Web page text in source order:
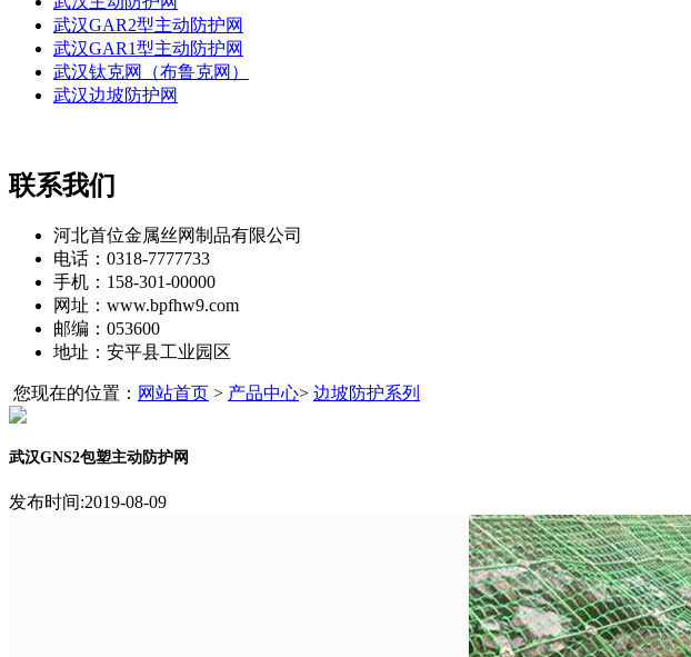
武汉GAR2型主动防护网
武汉GAR1型主动防护网
武汉钛克网（布鲁克网）
武汉边坡防护网
联系我们
河北首位金属丝网制品有限公司
电话：0318-7777733
手机：158-301-00000
网址：www.bpfhw9.com
邮编：053600
地址：安平县工业园区
您现在的位置： 网站首页 > 产品中心> 边坡防护系列
武汉GNS2包塑主动防护网
发布时间:2019-08-09